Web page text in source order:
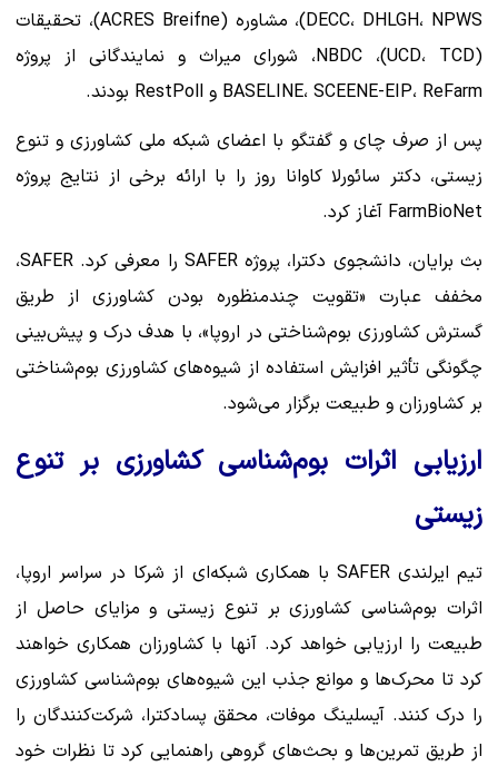
DECC، DHLGH، NPWS)، مشاوره (ACRES Breifne)، تحقیقات
(UCD، TCD)، NBDC، شورای میراث و نمایندگانی از پروژه
BASELINE، SCEENE-EIP، ReFarm و RestPoll بودند.
پس از صرف چای و گفتگو با اعضای شبکه ملی کشاورزی و تنوع
زیستی، دکتر سائورلا کاوانا روز را با ارائه برخی از نتایج پروژه
FarmBioNet آغاز کرد.
بث برایان، دانشجوی دکترا، پروژه SAFER را معرفی کرد. SAFER،
مخفف عبارت «تقویت چندمنظوره بودن کشاورزی از طریق
گسترش کشاورزی بوم‌شناختی در اروپا»، با هدف درک و پیش‌بینی
چگونگی تأثیر افزایش استفاده از شیوه‌های کشاورزی بوم‌شناختی
بر کشاورزان و طبیعت برگزار می‌شود.
ارزیابی اثرات بوم‌شناسی کشاورزی بر تنوع
زیستی
تیم ایرلندی SAFER با همکاری شبکه‌ای از شرکا در سراسر اروپا،
اثرات بوم‌شناسی کشاورزی بر تنوع زیستی و مزایای حاصل از
طبیعت را ارزیابی خواهد کرد. آنها با کشاورزان همکاری خواهند
کرد تا محرک‌ها و موانع جذب این شیوه‌های بوم‌شناسی کشاورزی
را درک کنند. آیسلینگ موفات، محقق پسادکترا، شرکت‌کنندگان را
از طریق تمرین‌ها و بحث‌های گروهی راهنمایی کرد تا نظرات خود